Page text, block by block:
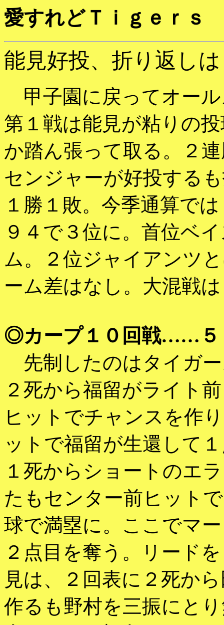
愛すれどＴｉｇｅｒｓ
能見好投、折り返し
甲子園に戻ってオー
第１戦は能見が粘りの
か踏ん張って取る。２
センジャーが好投する
１勝１敗。今季通算で
９４で３位に。首位ベ
ム。２位ジャイアンツ
ーム差はなし。大混戦
◎カープ１０回戦……５
先制したのはタイガ
２死から福留がライト
ヒットでチャンスを作
ットで福留が生還して
１死からショートのエ
たもセンター前ヒット
球で満塁に。ここでマ
２点目を奪う。リード
見は、２回表に２死か
作るも野村を三振にと